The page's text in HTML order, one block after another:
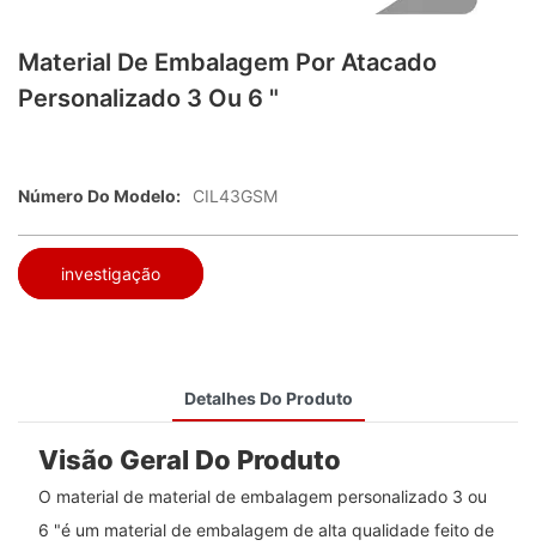
Material De Embalagem Por Atacado
Personalizado 3 Ou 6 "
Número Do Modelo: CIL43GSM
investigação
Detalhes Do Produto
Visão Geral Do Produto
O material de material de embalagem personalizado 3 ou
6 "é um material de embalagem de alta qualidade feito de